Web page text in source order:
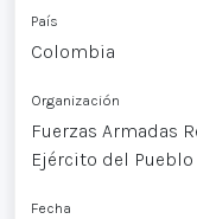
País
Colombia
Organización
Fuerzas Armadas
Ejército del Pueblo
Fecha